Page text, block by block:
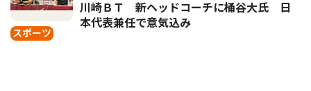
スポーツ
川崎ＢＴ 新ヘッドコーチに桶谷大氏 日
本代表兼任で意気込み